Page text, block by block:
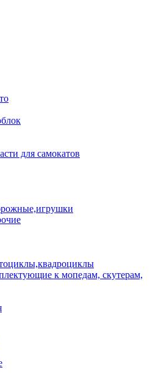
для самокатов
к мопедам, скутерам,